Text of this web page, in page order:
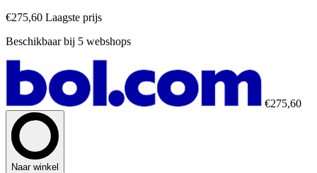
€275,60 Laagste prijs
Beschikbaar bij 5 webshops
€275,60
Naar winkel